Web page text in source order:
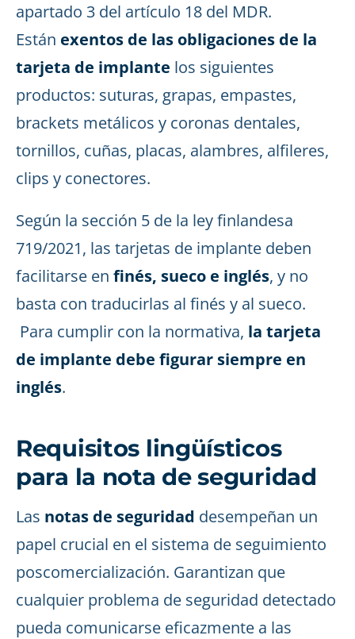
apartado 3 del artículo 18 del MDR.
Están exentos de las obligaciones de la
tarjeta de implante los siguientes
productos: suturas, grapas, empastes,
brackets metálicos y coronas dentales,
tornillos, cuñas, placas, alambres, alfileres,
clips y conectores.
Según la sección 5 de la ley finlandesa
719/2021, las tarjetas de implante deben
facilitarse en finés, sueco e inglés, y no
basta con traducirlas al finés y al sueco.
Para cumplir con la normativa, la tarjeta
de implante debe figurar siempre en
inglés.
Requisitos lingüísticos
para la nota de seguridad
Las notas de seguridad desempeñan un
papel crucial en el sistema de seguimiento
poscomercialización. Garantizan que
cualquier problema de seguridad detectado
pueda comunicarse eficazmente a las